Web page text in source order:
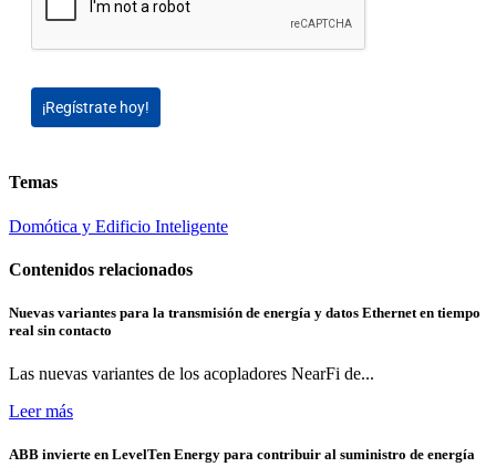
¡Regístrate hoy!
Temas
Domótica y Edificio Inteligente
Contenidos relacionados
Nuevas variantes para la transmisión de energía y datos Ethernet en tiempo
real sin contacto
Las nuevas variantes de los acopladores NearFi de...
Leer más
ABB invierte en LevelTen Energy para contribuir al suministro de energía